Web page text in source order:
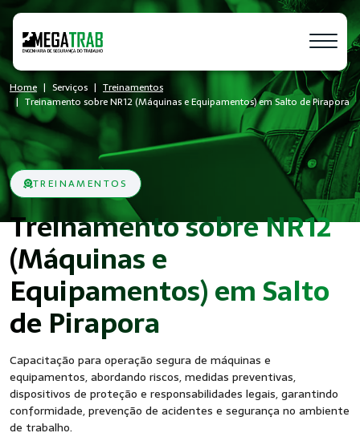
Home Serviços
Treinamentos
Treinamento sobre NR12 (Máquinas e Equipamentos) em Salto de Pirapora
TREINAMENTOS
Treinamento sobre NR12
(Máquinas e
Equipamentos) em Salto
de Pirapora
Capacitação para operação segura de máquinas e
equipamentos, abordando riscos, medidas preventivas,
dispositivos de proteção e responsabilidades legais, garantindo
conformidade, prevenção de acidentes e segurança no ambiente
de trabalho.